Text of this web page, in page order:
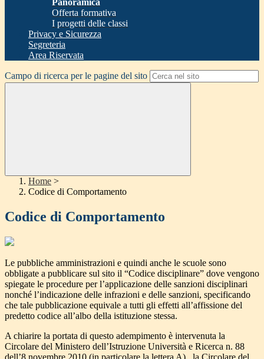
Panoramica
Offerta formativa
I progetti delle classi
Privacy e Sicurezza
Segreteria
Area Riservata
Campo di ricerca per le pagine del sito
Home >
Codice di Comportamento
Codice di Comportamento
Le pubbliche amministrazioni e quindi anche le scuole sono
obbligate a pubblicare sul sito il “Codice disciplinare” dove vengono
spiegate le procedure per l’applicazione delle sanzioni disciplinari
nonché l’indicazione delle infrazioni e delle sanzioni, specificando
che tale pubblicazione equivale a tutti gli effetti all’affissione del
predetto codice all’albo della istituzione stessa.
A chiarire la portata di questo adempimento è intervenuta la
Circolare del Ministero dell’Istruzione Università e Ricerca n. 88